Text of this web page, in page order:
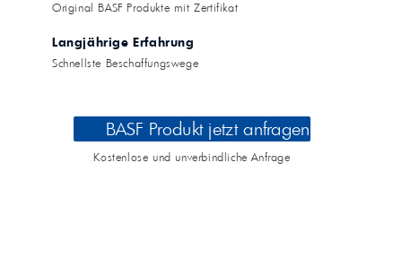
Original BASF Produkte mit Zertifikat
Langjährige Erfahrung
Schnellste Beschaffungswege
BASF Produkt jetzt anfragen
Kostenlose und unverbindliche Anfrage